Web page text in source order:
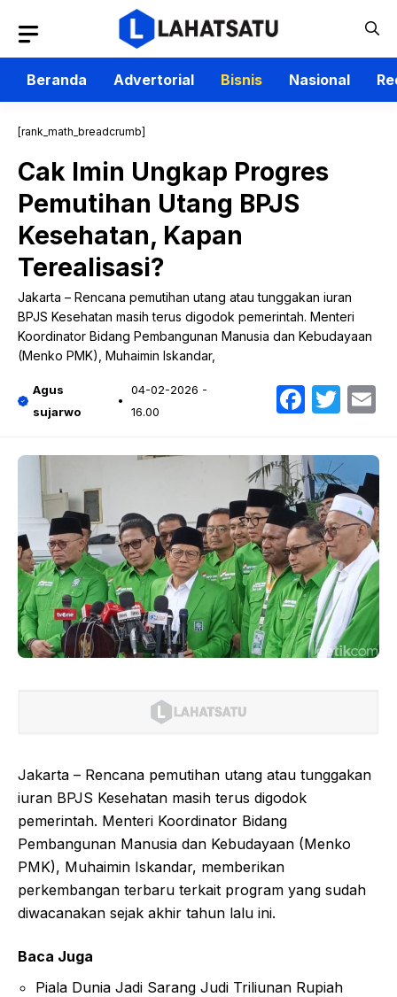
isi
Beranda
Advertorial Bisnis Nasional
[rank_math_breadcrumb]
Cak Imin Ungkap Progres
Pemutihan Utang BPJS
Kesehatan, Kapan
Terealisasi?
Jakarta – Rencana pemutihan utang atau tunggakan iuran
BPJS Kesehatan masih terus digodok pemerintah. Menteri
Koordinator Bidang Pembangunan Manusia dan Kebudayaan
(Menko PMK), Muhaimin Iskandar,
Agus
sujarwo
04-02-2026 -
16.00
Jakarta – Rencana pemutihan utang atau tunggakan
iuran BPJS Kesehatan masih terus digodok
pemerintah. Menteri Koordinator Bidang
Pembangunan Manusia dan Kebudayaan (Menko
PMK), Muhaimin Iskandar, memberikan
perkembangan terbaru terkait program yang sudah
diwacanakan sejak akhir tahun lalu ini.
Baca Juga
Piala Dunia Jadi Sarang Judi Triliunan Rupiah